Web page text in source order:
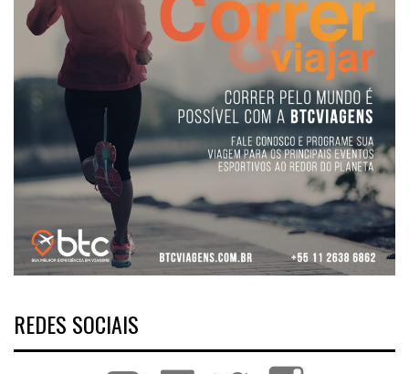
REDES SOCIAIS